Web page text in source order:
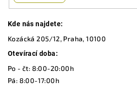
Kde nás najdete:
Kozácká 205/12, Praha, 10100
Otevírací doba:
Po - čt: 8:00-20:00h
Pá: 8:00-17:00h